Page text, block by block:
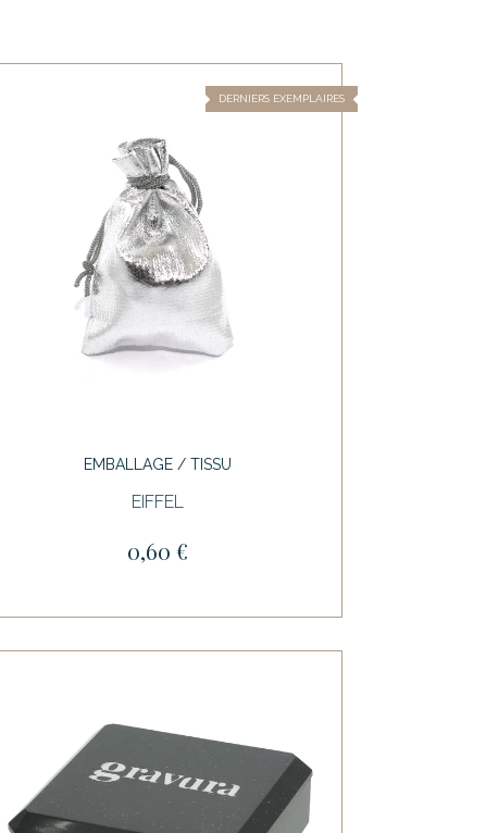
DERNIERS EXEMPLAIRES
EMBALLAGE / TISSU
EIFFEL
0,60 €